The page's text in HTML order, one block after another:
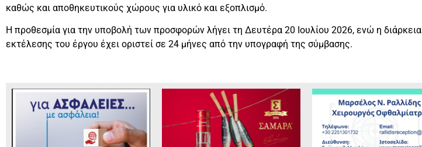
καθώς και αποθηκευτικούς χώρους για υλικό και εξοπλισμό.
Η προθεσμία για την υποβολή των προσφορών λήγει τη Δευτέρα 20 Ιουλίου 2026, ενώ η διάρκεια
εκτέλεσης του έργου έχει οριστεί σε 24 μήνες από την υπογραφή της σύμβασης.